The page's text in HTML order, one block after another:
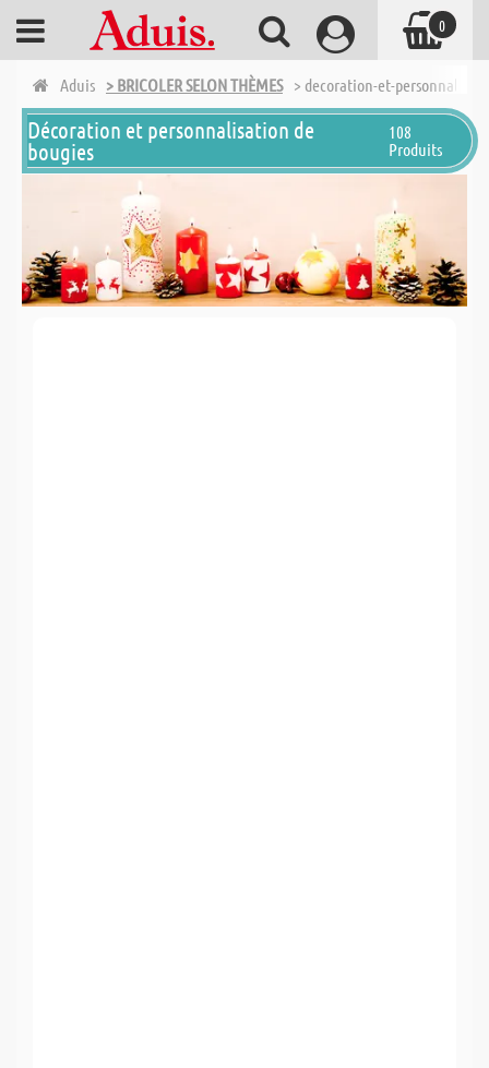
Aduis > BRICOLER SELON THÈMES > decoration-et-
Décoration et personnalisation de
bougies
108
Produits
0